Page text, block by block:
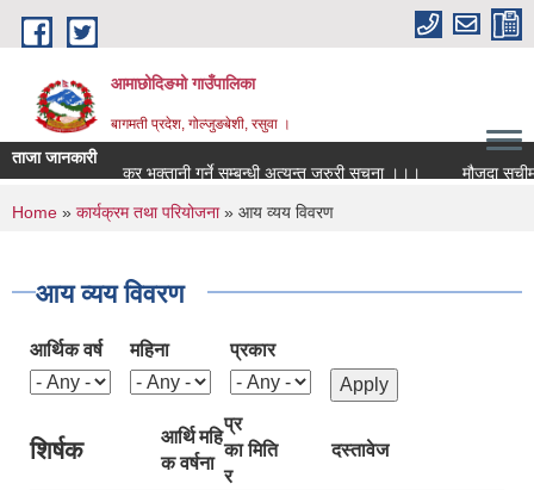
Skip to main content
आमाछोदिङमो गाउँपालिका
बागमती प्रदेश, गोल्जुङबेशी, रसुवा ।
ताजा जानकारी
कर भुक्तानी गर्ने सम्बन्धी अत्यन्त जरुरी सूचना ।।।
मौजुदा
You are here
Home » कार्यक्रम तथा परियोजना» आय व्यय विवरण
आय व्यय विवरण
आर्थिक वर्ष महिना प्रकार
शिर्षक
आर्थि
क वर्ष
महि
ना
प्र
का
र
मिति दस्तावेज